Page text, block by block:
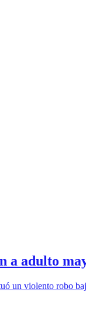
a adulto
un violento robo